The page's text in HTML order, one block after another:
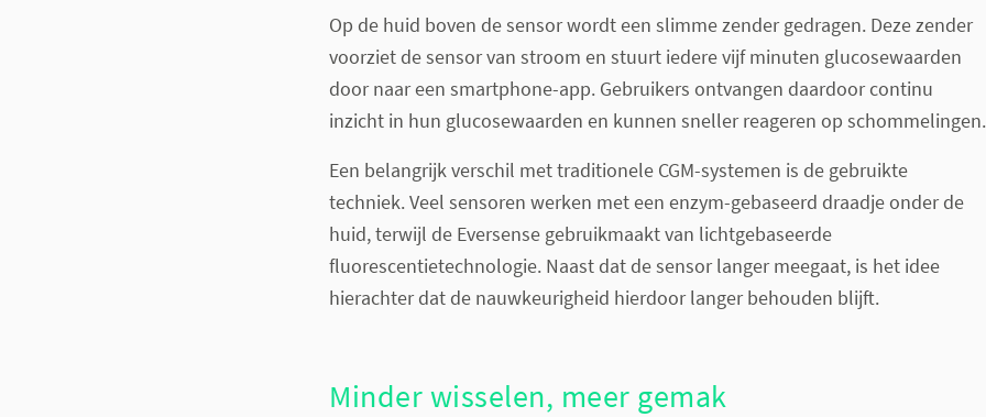
Op de huid boven de sensor wordt een slimme zender gedragen. Deze zender
voorziet de sensor van stroom en stuurt iedere vijf minuten glucosewaarden
door naar een smartphone-app. Gebruikers ontvangen daardoor continu
inzicht in hun glucosewaarden en kunnen sneller reageren op schommelingen.
Een belangrijk verschil met traditionele CGM-systemen is de gebruikte
techniek. Veel sensoren werken met een enzym-gebaseerd draadje onder de
huid, terwijl de Eversense gebruikmaakt van lichtgebaseerde
fluorescentietechnologie. Naast dat de sensor langer meegaat, is het idee
hierachter dat de nauwkeurigheid hierdoor langer behouden blijft.
Minder wisselen, meer gemak